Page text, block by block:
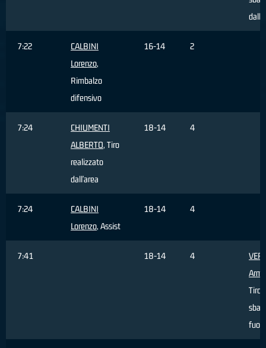
7:22
CALBINI
Lorenzo,
Rimbalzo
difensivo
16-14 2
7:24
CHIUMENTI
ALBERTO, Tiro
realizzato
dall'area
18-14 4
7:24
CALBINI
Lorenzo, Assist
18-14 4
7:41 18-14 4
Tiro
fuori